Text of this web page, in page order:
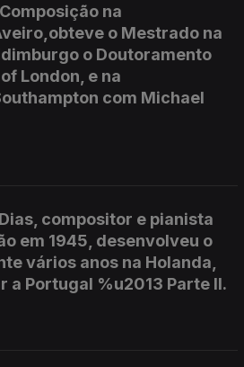
na
o Mestrado na
o Doutoramento
London, e na
com Michael
compositor e pianista
em 1945, desenvolveu o
vários anos na Holanda,
a Portugal %u2013 Parte II.